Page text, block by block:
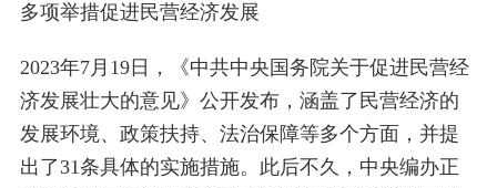
多项举措促进民营经济发展
2023年7月19日，《中共中央国务院关于促进民营经
济发展壮大的意见》公开发布，涵盖了民营经济的
发展环境、政策扶持、法治保障等多个方面，并提
出了31条具体的实施措施。此后不久，中央编办正